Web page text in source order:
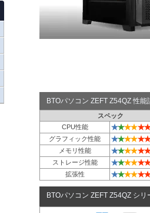
BTOパソコン ZEFT Z54QZ 性
スペック
CPU性能
★★★★★★
グラフィック性能 ★★★★★★
メモリ性能 ★★★★★★
ストレージ性能 ★★★★★★
拡張性 ★★★★★★
BTOパソコン ZEFT Z54QZ シリ